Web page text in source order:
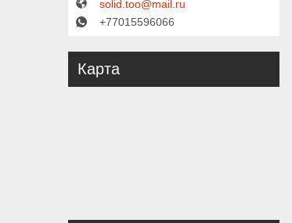
solid.too@mail.ru
+77015596066
Карта